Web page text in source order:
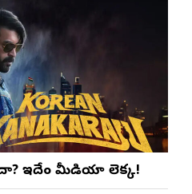
ఇదేం మీడియా లెక్క!